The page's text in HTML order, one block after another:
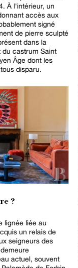
À l'intérieur, un
accès aux
signé
de pierre sculpté
dans la
du castrum Saint
Âge dont les
disparu.
?
lignée liée au
un relais de
seigneurs des
actuel, souvent